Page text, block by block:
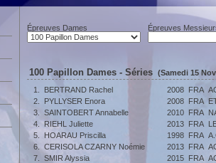
Épreuves Dames Épreuves
100 Papillon Dames - Séries (Samedi 15
1.
BERTRAND Rachel 2008 FRA
2.
PYLLYSER Enora 2008 FRA
3.
SAINTOBERT Annabelle 2010 FRA
4.
RIEHL Juliette 2013 FRA
5.
HOARAU Priscilla 1998 FRA
6.
CERISOLA CZARNY Noémie 2013 FRA
7.
SMIR Alyssia 2015 FRA